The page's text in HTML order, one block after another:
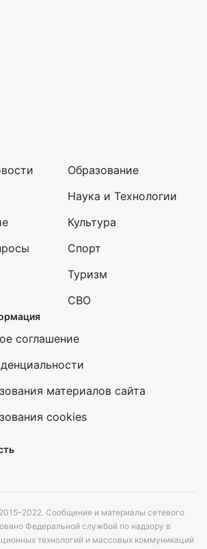
Образование
Наука и Технологии
Культура
Спорт
Туризм
СВО
соглашение
материалов сайта
cookies
Сообщения и материалы сетевого
Федеральной службой по надзору в
технологий и массовых коммуникаций